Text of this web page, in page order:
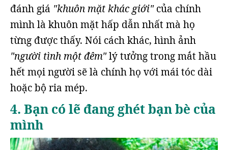
đánh giá "khuôn mặt khác giới"của chính
mình là khuôn mặt hấp dẫn nhất mà họ
từng được thấy. Nói cách khác, hình ảnh
"người tình một đêm"lý tưởng trong mắt hầu
hết mọi người sẽ là chính họ với mái tóc dài
hoặc bộ ria mép.
4. Bạn có lẽ đang ghét bạn bè của
mình